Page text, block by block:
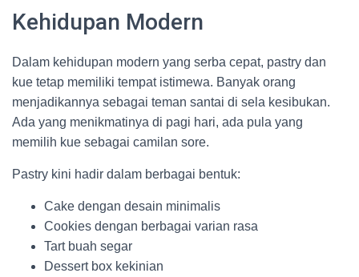
Kehidupan Modern
Dalam kehidupan modern yang serba cepat, pastry dan
kue tetap memiliki tempat istimewa. Banyak orang
menjadikannya sebagai teman santai di sela kesibukan.
Ada yang menikmatinya di pagi hari, ada pula yang
memilih kue sebagai camilan sore.
Pastry kini hadir dalam berbagai bentuk:
Cake dengan desain minimalis
Cookies dengan berbagai varian rasa
Tart buah segar
Dessert box kekinian